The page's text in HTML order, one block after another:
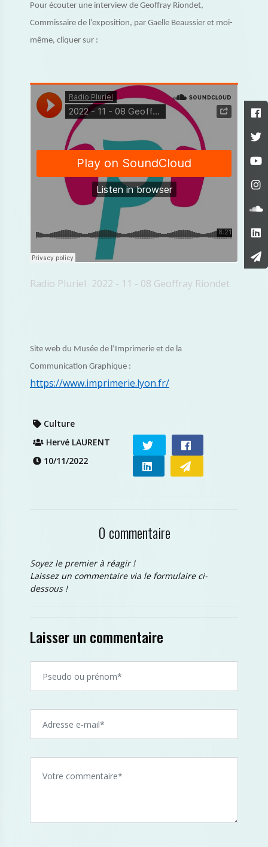
Pour écouter une interview de Geoffray Riondet,
Commissaire de l’exposition, par Gaelle Beaussier et moi-
même, cliquer sur :
Radio Pluriel · 2022 - 11 - 08 Geoffray Riondet
Site web du Musée de l’Imprimerie et de la
Communication Graphique :
https://www.imprimerie.lyon.fr/
Culture
Hervé LAURENT
10/11/2022
0 commentaire
Soyez le premier à réagir !
Laissez un commentaire via le formulaire ci-
dessous !
Laisser un commentaire